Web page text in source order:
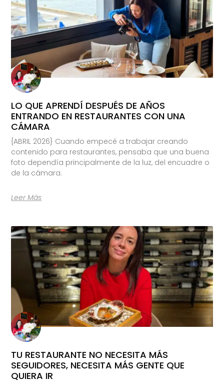
LO QUE APRENDÍ DESPUÉS DE AÑOS
ENTRANDO EN RESTAURANTES CON UNA
CÁMARA
{ABRIL 2026} Cuando empecé a trabajar creando
contenido para restaurantes, pensaba que una buena
foto dependía principalmente de la luz, del encuadre o
de la cámara.
Leer Más
TU RESTAURANTE NO NECESITA MÁS
SEGUIDORES, NECESITA MÁS GENTE QUE
QUIERA IR